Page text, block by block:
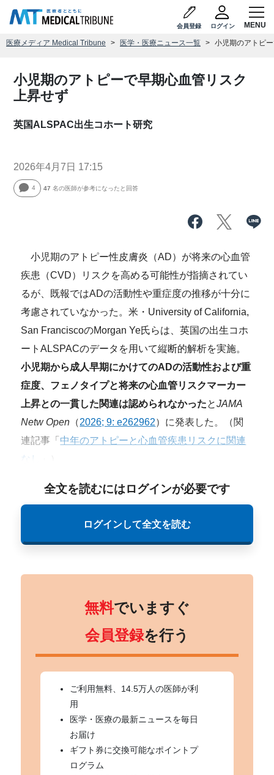
会員登録 ログイン
医療メディア Medical Tribune 医学・医療ニュース一覧 小児期のアトピ
小児期のアトピーで早期心血管リスク
上昇せず
英国ALSPAC出生コホート研究
2026年4月7日 17:15
4 47 名の医師が参考になったと回答
小児期のアトピー性皮膚炎（AD）が将来の心血管
疾患（CVD）リスクを高める可能性が指摘されてい
るが、既報ではADの活動性や重症度の推移が十分に
考慮されていなかった。米・University of California,
San FranciscoのMorgan Ye氏らは、英国の出生コホ
ートALSPACのデータを用いて縦断的解析を実施。
小児期から成人早期にかけてのADの活動性および重
症度、フェノタイプと将来の心血管リスクマーカー
上昇との一貫した関連は認められなかったとJAMA
Netw Open （2026; 9: e262962）に発表した。（関
連記事「 中年のアトピーと心血管疾患リスクに関連
なし
全文を読むにはログインが必要です
ログインして全文を読む
無料でいますぐ
会員登録を行う
ご利用無料、14.5万人の医師が利
用
医学・医療の最新ニュースを毎日
お届け
ギフト券に交換可能なポイントプ
ログラム